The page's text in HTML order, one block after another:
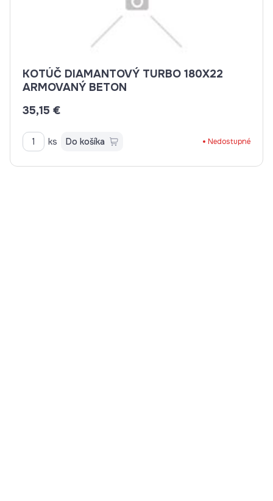
KOTÚČ DIAMANTOVÝ TURBO 180X22
ARMOVANÝ BETON
35,15 €
ks Do košíka Nedostupné